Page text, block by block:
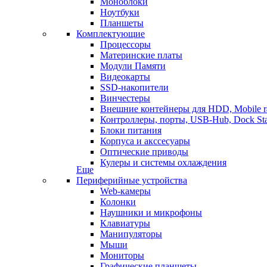
Ноутбуки
Планшеты
Комплектующие
Процессоры
Материнские платы
Модули Памяти
Видеокарты
SSD-накопители
Винчестеры
Внешние контейнеры для HDD, Mobile
Контроллеры, порты, USB-Hub, Dock
Блоки питания
Корпуса и акссесуары
Оптические приводы
Кулеры и системы охлаждения
Еще
Периферийные устройства
Web-камеры
Колонки
Наушники и микрофоны
Клавиатуры
Манипуляторы
Мыши
Мониторы